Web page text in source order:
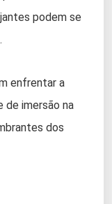
podem se
enfrentar a
de imersão na
dos